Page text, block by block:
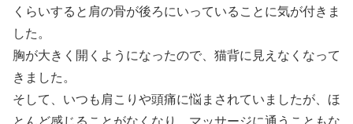
くらいすると肩の骨が後ろにいっていることに気が付きま
した。
胸が大きく開くようになったので、猫背に見えなくなって
きました。
そして、いつも肩こりや頭痛に悩まされていましたが、ほ
とんど感じることがなくなり、マッサージに通うこともな